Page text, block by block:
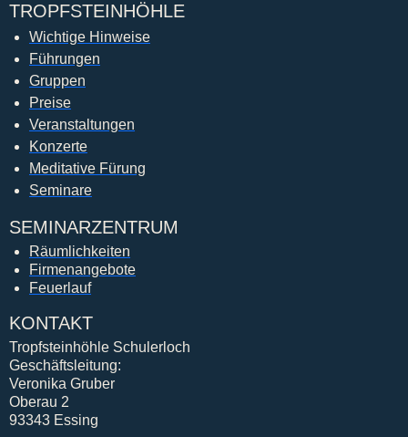
TROPFSTEINHÖHLE
Wichtige Hinweise
Führungen
Gruppen
Preise
Veranstaltungen
Konzerte
Meditative Fürung
Seminare
SEMINARZENTRUM
Räumlichkeiten
Firmenangebote
Feuerlauf
KONTAKT
Tropfsteinhöhle Schulerloch
Geschäftsleitung:
Veronika Gruber
Oberau 2
93343 Essing